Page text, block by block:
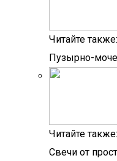
Читайте также:
Пузырно-
Читайте также:
Свечи от